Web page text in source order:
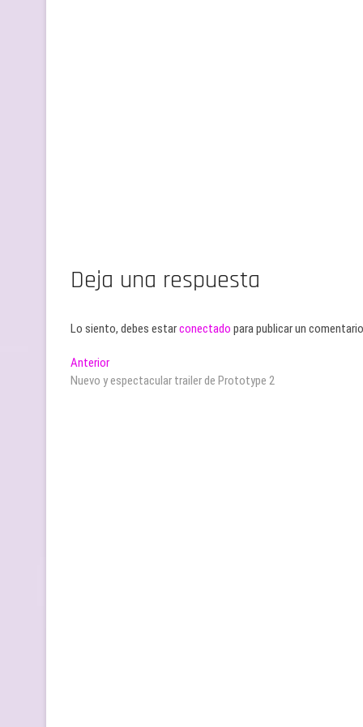
Deja una respuesta
Lo siento, debes estarconectado para publicar un
Navegación
de
AnteriorEntrada
anterior:
Nuevo y espectacular trailer de Prototype 2